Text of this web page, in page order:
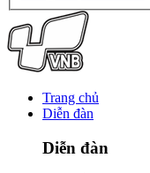
Trang chủ
Diễn đàn
Diễn đàn